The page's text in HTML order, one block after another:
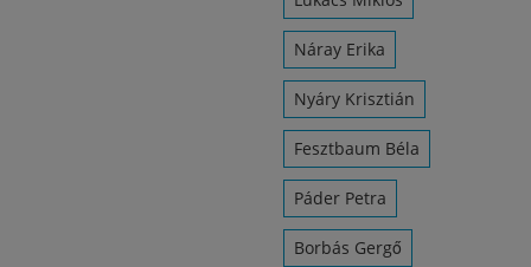
Náray Erika
Nyáry Krisztián
Fesztbaum Béla
Páder Petra
Borbás Gergő